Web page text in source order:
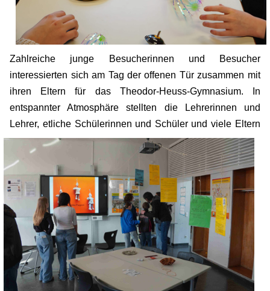
Zahlreiche junge Besucherinnen und Besucher
interessierten sich am Tag der offenen Tür zusammen mit
ihren Eltern für das Theodor-Heuss-Gymnasium. In
entspannter Atmosphäre stellten die Lehrerinnen und
Lehrer, etliche Schül erinnen und Schüler und viele Eltern